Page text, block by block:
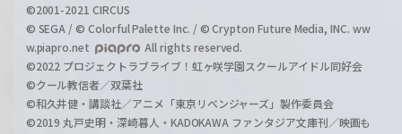
©2001-2021 CIRCUS
© SEGA / © Colorful Palette Inc. / © Crypton Future Media, INC. ww
w.piapro.net
All rights reserved.
©2022 プロジェクトラブライブ！虹ヶ咲学園スクールアイドル同好会
©クール教信者／双葉社
©和久井健・講談社／アニメ「東京リベンジャーズ」製作委員会
©2019 丸戸史明・深崎暮人・KADOKAWA ファンタジア文庫刊／映画も